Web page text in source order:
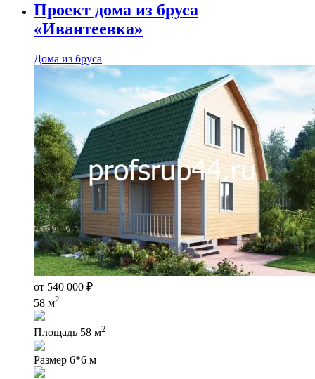
Проект дома из бруса
«Ивантеевка»
Дома из бруса
от 540 000 ₽
58 м2
Площадь 58 м2
Размер 6*6 м